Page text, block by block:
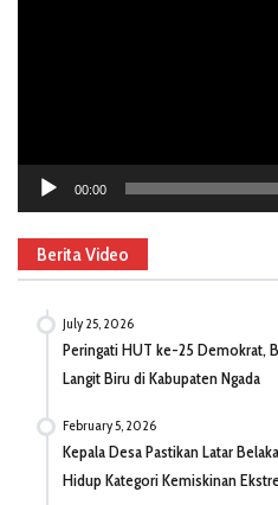
00:00
Berita Video
July 25, 2026
Peringati HUT ke-25 Demokrat,
Langit Biru di Kabupaten Ngada
February 5, 2026
Kepala Desa Pastikan Latar
Hidup Kategori Kemiskinan